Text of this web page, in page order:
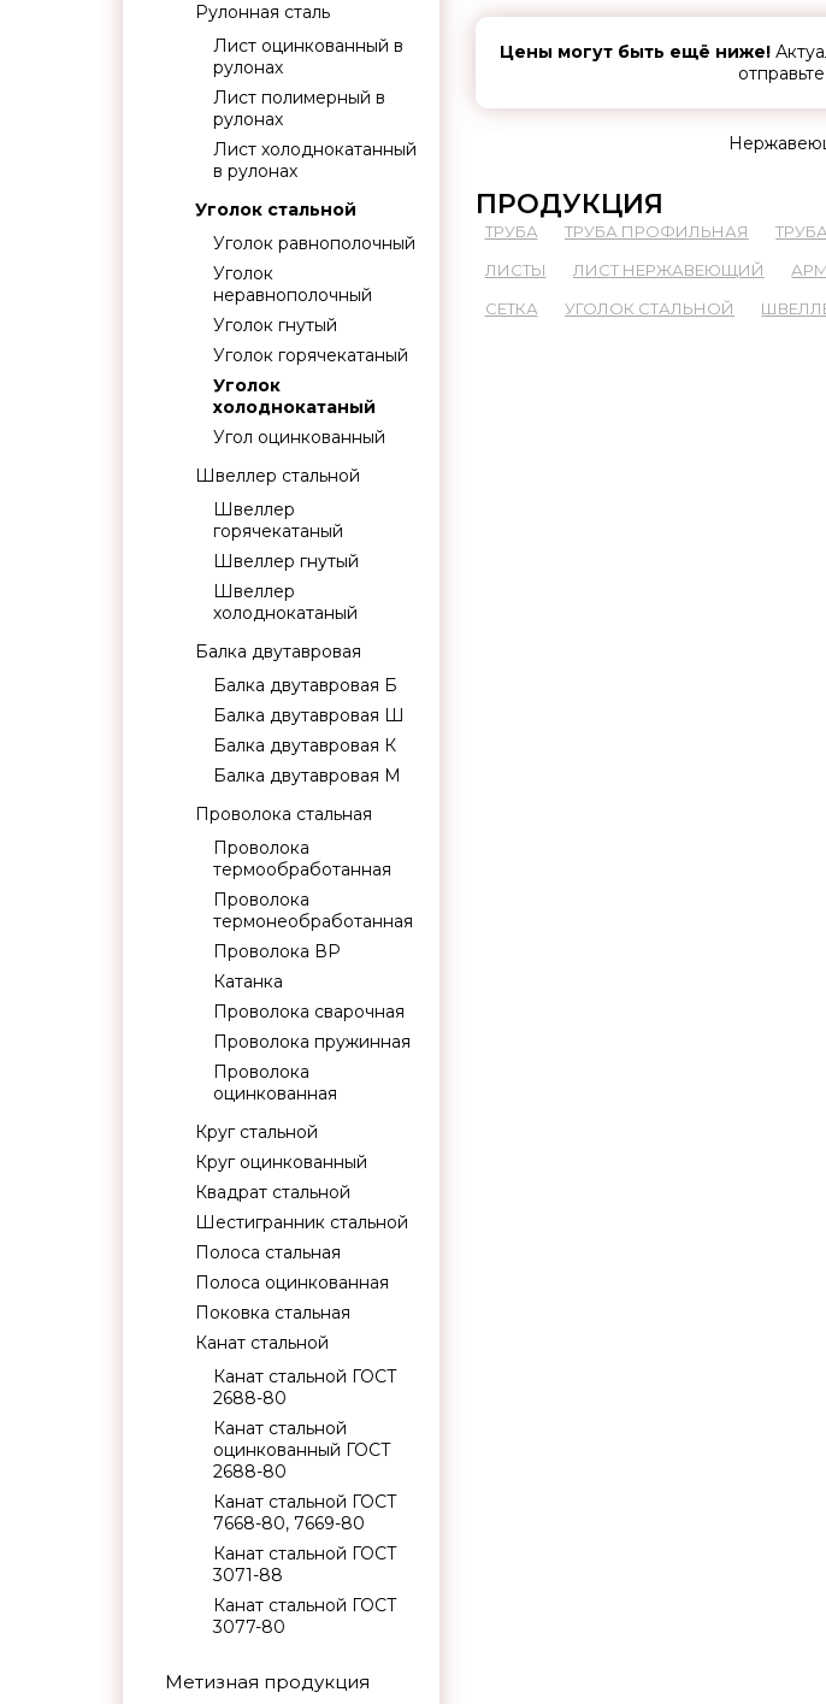
Рулонная сталь
Лист оцинкованный в
рулонах
Лист полимерный в
рулонах
Лист холоднокатанный
в рулонах
Уголок стальной
Уголок равнополочный
Уголок
неравнополочный
Уголок гнутый
Уголок горячекатаный
Уголок
холоднокатаный
Угол оцинкованный
Швеллер стальной
Швеллер
горячекатаный
Швеллер гнутый
Швеллер
холоднокатаный
Балка двутавровая
Балка двутавровая Б
Балка двутавровая Ш
Балка двутавровая К
Балка двутавровая М
Проволока стальная
Проволока
термообработанная
Проволока
термонеобработанная
Проволока ВР
Катанка
Проволока сварочная
Проволока пружинная
Проволока
оцинкованная
Круг стальной
Круг оцинкованный
Квадрат стальной
Шестигранник стальной
Полоса стальная
Полоса оцинкованная
Поковка стальная
Канат стальной
Канат стальной ГОСТ
2688-80
Канат стальной
оцинкованный ГОСТ
2688-80
Канат стальной ГОСТ
7668-80, 7669-80
Канат стальной ГОСТ
3071-88
Канат стальной ГОСТ
3077-80
Метизная продукция
Цены могут быть ещё ниже!
ПРОДУКЦИЯ
ТРУБА ТРУБА ПРОФИЛЬНАЯ
ЛИСТЫ
ЛИСТ НЕРЖАВЕЮЩИЙ
СЕТКА
УГОЛОК СТАЛЬНОЙ